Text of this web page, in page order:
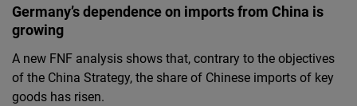
Germany’s dependence on imports from China is
growing
A new FNF analysis shows that, contrary to the objectives
of the China Strategy, the share of Chinese imports of key
goods has risen.